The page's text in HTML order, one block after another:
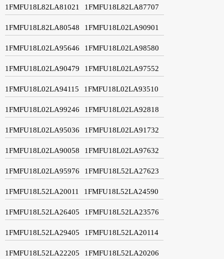
1FMFU18L82LA81021 1FMFU18L82LA87707
1FMFU18L82LA80548 1FMFU18L02LA90901
1FMFU18L02LA95646 1FMFU18L02LA98580
1FMFU18L02LA90479 1FMFU18L02LA97552
1FMFU18L02LA94115 1FMFU18L02LA93510
1FMFU18L02LA99246 1FMFU18L02LA92818
1FMFU18L02LA95036 1FMFU18L02LA91732
1FMFU18L02LA90058 1FMFU18L02LA97632
1FMFU18L02LA95976 1FMFU18L52LA27623
1FMFU18L52LA20011 1FMFU18L52LA24590
1FMFU18L52LA26405 1FMFU18L52LA23576
1FMFU18L52LA29405 1FMFU18L52LA20114
1FMFU18L52LA22205 1FMFU18L52LA20206